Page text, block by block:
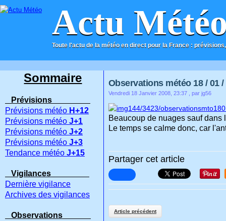
Actu
Toute l'actu de la météo en direct pour la France :
ACCUEIL CONTACT
Observations météo 18 / 01 /
Vendredi 18 Janvier 2008, 23:37 , par jg56
Beaucoup de nuages sauf dans
Le temps se calme donc, car
Partager cet article
Article précédent
Sommaire
Prévisions
Prévisions météo H+12
Prévisions météo J+1
Prévisions météo J+2
Prévisions météo J+3
Tendance météo J+15
Vigilances
Dernière vigilance
Archives des vigilances
Observations